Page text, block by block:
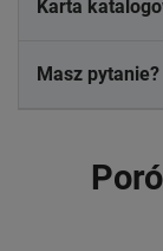
Karta
Masz